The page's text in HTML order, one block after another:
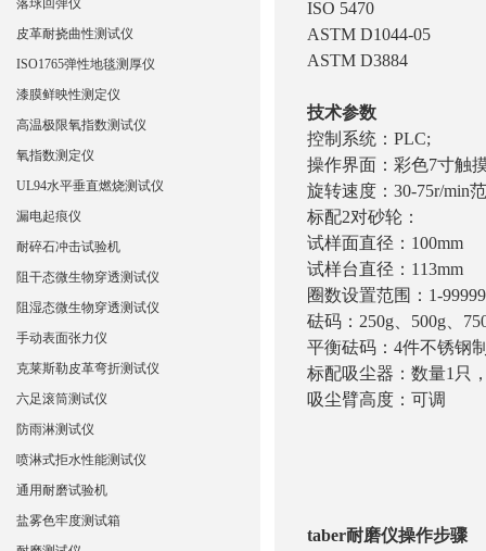
ISO 5470
ASTM D1044-05
ASTM D3884
技术参数
控制系统：PLC;
操作界面：彩色7寸触
旋转速度：30-75r/min
标配2对砂轮：
试样面直径：100mm
试样台直径：113mm
圈数设置范围：1-
砝码：250g、500g、
平衡砝码：4件不锈钢
标配吸尘器：数量1只
吸尘臂高度：可调
taber耐磨仪操作步骤
落球回弹仪
皮革耐挠曲性测试仪
ISO1765弹性地毯测厚仪
漆膜鲜映性测定仪
高温极限氧指数测试仪
氧指数测定仪
UL94水平垂直燃烧测试仪
漏电起痕仪
耐碎石冲击试验机
阻干态微生物穿透测试仪
阻湿态微生物穿透测试仪
手动表面张力仪
克莱斯勒皮革弯折测试仪
六足滚筒测试仪
防雨淋测试仪
喷淋式拒水性能测试仪
通用耐磨试验机
盐雾色牢度测试箱